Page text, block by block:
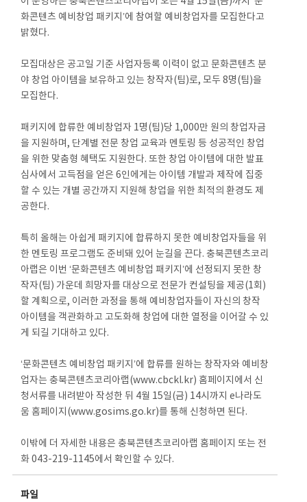
화콘텐츠 예비창업 패키지’에 참여할 예비창업자를 모집한다고
밝혔다.
모집대상은 공고일 기준 사업자등록 이력이 없고 문화콘텐츠 분
야 창업 아이템을 보유하고 있는 창작자(팀)로, 모두 8명(팀)을
모집한다.
패키지에 합류한 예비창업자 1명(팀)당 1,000만 원의 창업자금
을 지원하며, 단계별 전문 창업 교육과 멘토링 등 성공적인 창업
을 위한 맞춤형 혜택도 지원한다. 또한 창업 아이템에 대한 발표
심사에서 고득점을 얻은 6인에게는 아이템 개발과 제작에 집중
할 수 있는 개별 공간까지 지원해 창업을 위한 최적의 환경도 제
공한다.
특히 올해는 아쉽게 패키지에 합류하지 못한 예비창업자들을 위
한 멘토링 프로그램도 준비돼 있어 눈길을 끈다. 충북콘텐츠코리
아랩은 이번 ‘문화콘텐츠 예비창업 패키지’에 선정되지 못한 창
작자(팀) 가운데 희망자를 대상으로 전문가 컨설팅을 제공(1회)
할 계획으로, 이러한 과정을 통해 예비창업자들이 자신의 창작
아이템을 객관화하고 고도화해 창업에 대한 열정을 이어갈 수 있
게 되길 기대하고 있다.
‘문화콘텐츠 예비창업 패키지’에 합류를 원하는 창작자와 예비창
업자는 충북콘텐츠코리아랩(www.cbckl.kr) 홈페이지에서 신
청서류를 내려받아 작성한 뒤 4월 15일(금) 14시까지 e나라도
움 홈페이지(www.gosims.go.kr)를 통해 신청하면 된다.
이밖에 더 자세한 내용은 충북콘텐츠코리아랩 홈페이지 또는 전
화 043-219-1145에서 확인할 수 있다.
파일